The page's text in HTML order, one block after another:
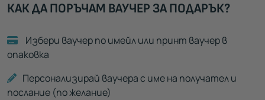
КАК ДА ПОРЪЧАМ ВАУЧЕР ЗА ПОДАРЪК?
Избери ваучер по имейл или принт ваучер в
опаковка
Персонализирай ваучера с име на получател и
послание (по желание)